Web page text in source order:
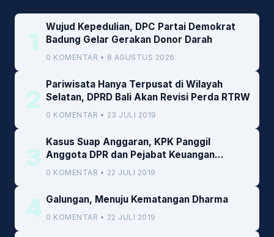
1
Wujud Kepedulian, DPC Partai Demokrat
Badung Gelar Gerakan Donor Darah
0 KOMENTAR • 8 AGUSTUS 2026
2
Pariwisata Hanya Terpusat di Wilayah
Selatan, DPRD Bali Akan Revisi Perda RTRW
0 KOMENTAR • 23 JULI 2019
3
Kasus Suap Anggaran, KPK Panggil
Anggota DPR dan Pejabat Keuangan
Kemenkeu
0 KOMENTAR • 22 JULI 2019
4 Galungan, Menuju Kematangan Dharma
0 KOMENTAR • 22 JULI 2019